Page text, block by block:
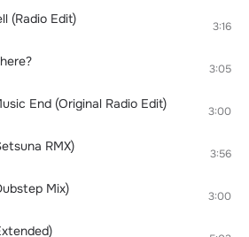
(Radio Edit) 3:16
3:05
End (Original Radio Edit) 3:00
RMX) 3:56
Mix) 3:00